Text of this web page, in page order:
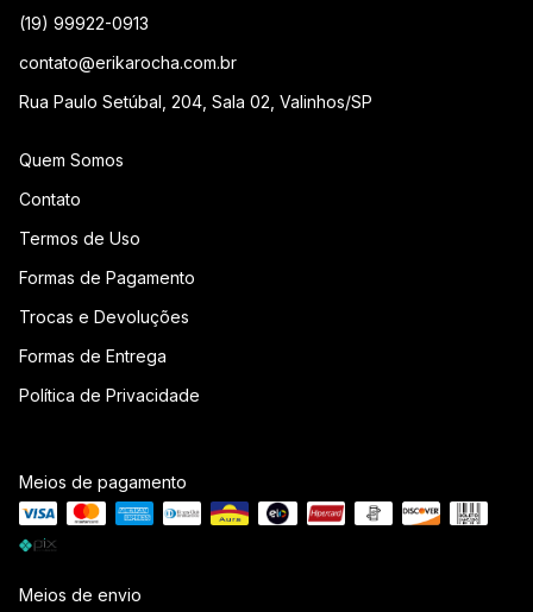
(19) 99922-0913
contato@erikarocha.com.br
Rua Paulo Setúbal, 204, Sala 02, Valinhos/SP
Quem Somos
Contato
Termos de Uso
Formas de Pagamento
Trocas e Devoluções
Formas de Entrega
Política de Privacidade
Meios de pagamento
Meios de envio